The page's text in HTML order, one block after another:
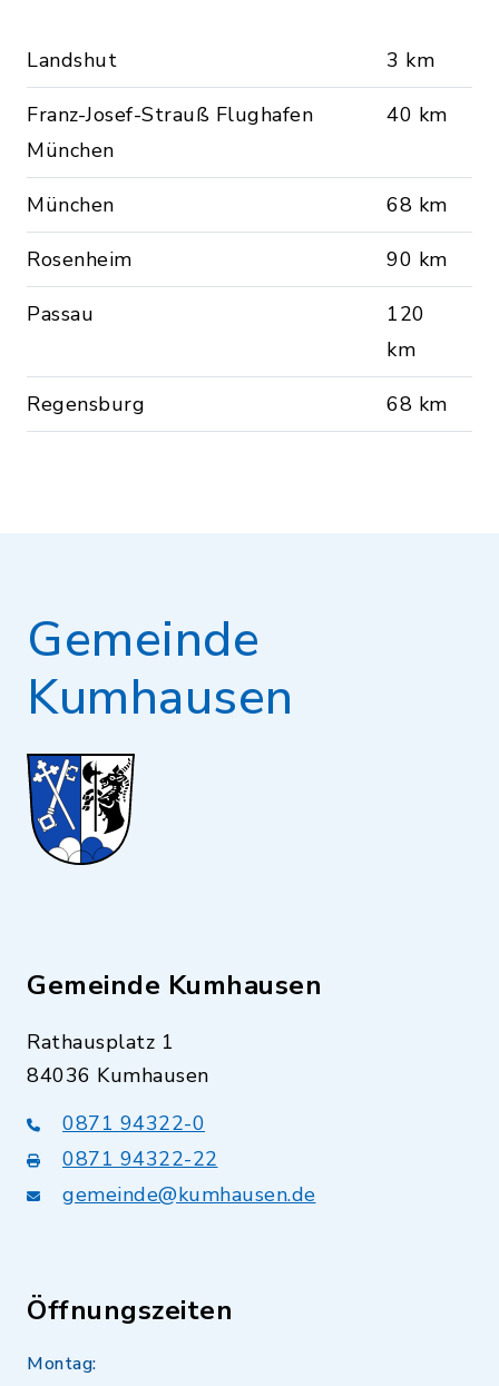
Landshut 3 km
Franz-Josef-Strauß Flughafen
München
40 km
München 68 km
Rosenheim 90 km
Passau
120
km
Regensburg 68 km
Gemeinde
Kumhausen
Gemeinde Kumhausen
Rathausplatz 1
84036 Kumhausen
0871 94322-0
0871 94322-22
gemeinde@kumhausen.de
Öffnungszeiten
Montag: